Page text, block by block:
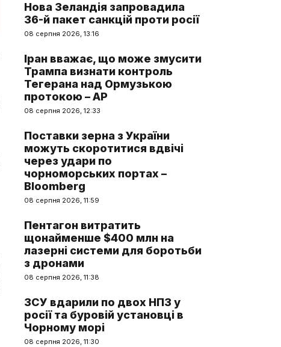
Нова Зеландія запровадила
36-й пакет санкцій проти росії
08 серпня 2026, 13:16
Іран вважає, що може змусити
Трампа визнати контроль
Тегерана над Ормузькою
протокою – AP
08 серпня 2026, 12:33
Поставки зерна з України
можуть скоротитися вдвічі
через удари по
чорноморських портах –
Bloomberg
08 серпня 2026, 11:59
Пентагон витратить
щонайменше $400 млн на
лазерні системи для боротьби
з дронами
08 серпня 2026, 11:38
ЗСУ вдарили по двох НПЗ у
росії та буровій установці в
Чорному морі
08 серпня 2026, 11:30